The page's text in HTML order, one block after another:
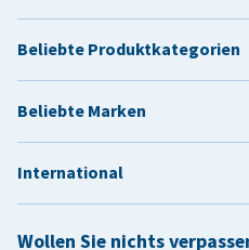
Wollen Sie nichts
Beliebte Produktkategorien
Beliebte Marken
International